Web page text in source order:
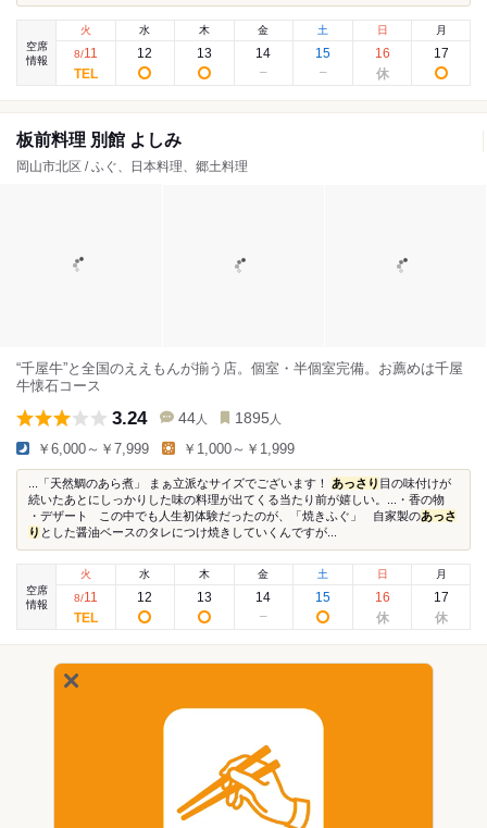
空席
情報
火
8/11
水
12
木
13
金
14
土
15
日
16
月
17
板前料理 別館 よしみ
岡山市北区 / ふぐ、日本料理、郷土料理
“千屋牛”と全国のええもんが揃う店。個室・半個室完備。お薦めは千屋
牛懐石コース
3.24 44 人 1895 人
￥6,000～￥7,999 ￥1,000～￥1,999
...「天然鯛のあら煮」 まぁ立派なサイズでございます！ あっさり 目の味付けが
続いたあとにしっかりした味の料理が出てくる当たり前が嬉しい。...・香の物
・デザート この中でも人生初体験だったのが、「焼きふぐ」 自家製のあっさ
り とした醤油ベースのタレにつけ焼きしていくんですが...
空席
情報
火
8/11
水
12
木
13
金
14
土
15
日
16
月
17